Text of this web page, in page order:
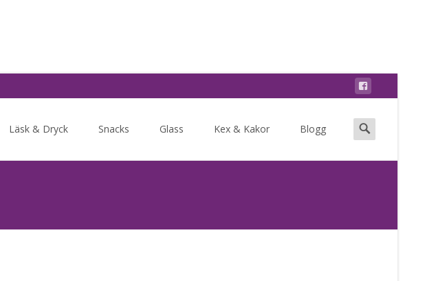
Läsk & Dryck Snacks Glass Kex & Kakor Blogg
Search
for: